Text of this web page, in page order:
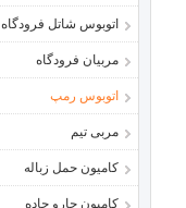
اتوبوس شاتل فرودگاه
مربیان فرودگاه
اتوبوس رمپ
مربی تیم
کامیون حمل زباله
کامیون جارو جاده